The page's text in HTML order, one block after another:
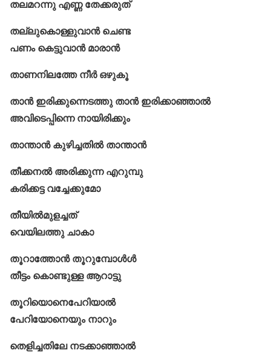
തലമറന്നു എണ്ണ തേക്കരുത്
തല്ലുകൊള്ളുവാൻ ചെണ്ട
പണം കെട്ടുവാൻ മാരാൻ
താണനിലത്തേ നീർ ഒഴുകൂ
താൻ ഇരിക്കുന്നെടത്തു താൻ ഇരിക്കാഞ്ഞാൽ
അവിടെപ്പിന്നെ നായിരിക്കും
താന്താൻ കുഴിച്ചതിൽ താന്താൻ
തീക്കനൽ അരിക്കുന്ന എറുമ്പു
കരിക്കട്ട വച്ചേക്കുമോ
തീയിൽമുളച്ചത്
വെയിലത്തു ചാകാ
തൂറാത്തോന്‍ തൂറുമ്പോള്‍ൾ
തീട്ടം കൊണ്ടുള്ള ആറാട്ടു
തൂറിയൊനെപേറിയാല്‍
പേറിയോനെയും നാറും
തെളിച്ചതിലേ നടക്കാഞ്ഞാൽ